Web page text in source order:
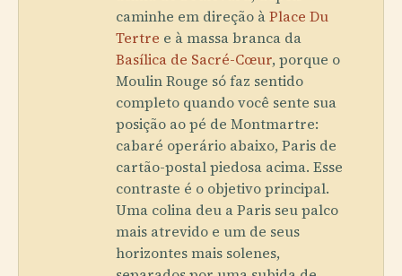
caminhe em direção àPlace Du
Tertre e à massa branca da
Basílica de Sacré-Cœur, porque o
Moulin Rouge só faz sentido
completo quando você sente sua
posição ao pé de Montmartre:
cabaré operário abaixo, Paris de
cartão-postal piedosa acima. Esse
contraste é o objetivo principal.
Uma colina deu a Paris seu palco
mais atrevido e um de seus
horizontes mais solenes,